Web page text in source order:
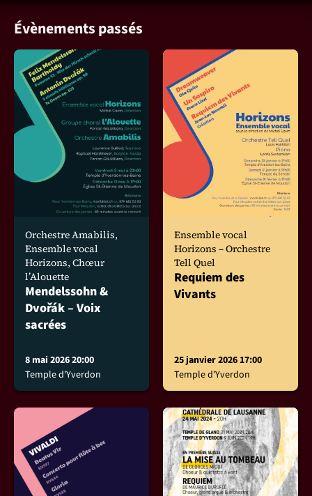
Évènements passés
Orchestre Amabilis,
Ensemble vocal
Horizons, Chœur
l’Alouette
Mendelssohn &
Dvořák – Voix
sacrées
8 mai 2026 20:00
Temple d'Yverdon
Ensemble vocal
Horizons – Orchestre
Tell Quel
Requiem des
Vivants
25 janvier 2026 17:00
Temple d'Yverdon